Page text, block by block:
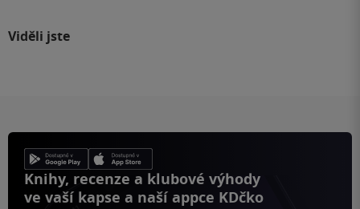
Viděli jste
Knihy, recenze a klubové výhody
ve vaší kapse a naší appce KDčko